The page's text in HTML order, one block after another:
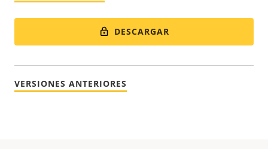
DESCARGAR
VERSIONES ANTERIORES